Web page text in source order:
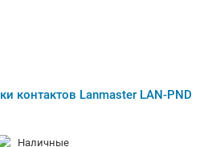
контактов Lanmaster LAN-PND
наличные